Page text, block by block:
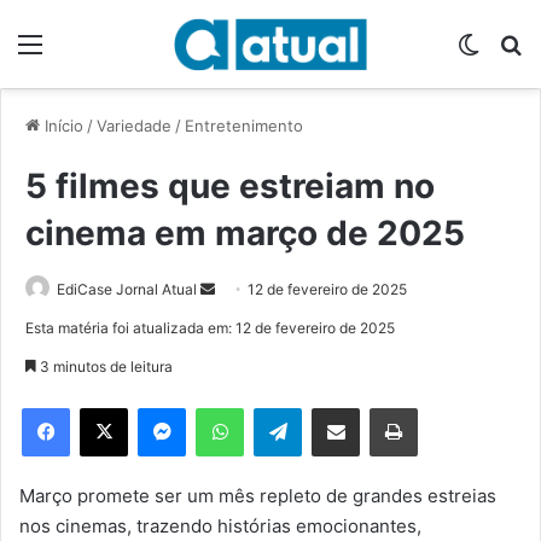
Início /Variedade / Entretenimento
5 filmes que estreiam no
cinema em março de 2025
EdiCase Jornal Atual
e
u
m
e
-
12 de fevereiro de 2025
Esta matéria foi atualizada em: 12 de fevereiro de 2025
3 minutos de leitura
Telegram
Março promete ser um mês repleto de grandes estreias
nos cinemas, trazendo histórias emocionantes,